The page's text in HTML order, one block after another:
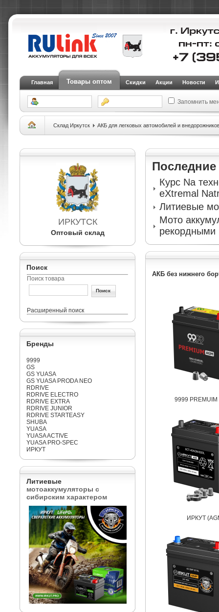
Главная Товары оптом Скидки Акции Новости
Запомнить
Склад Иркутск АКБ для легковых автомобилей и
ИРКУТСК
Оптовый склад
Поиск
Поиск товара
Расширенный поиск
Бренды
9999
GS
GS YUASA
GS YUASA PRODA NEO
RDRIVE
RDRIVE ELECTRO
RDRIVE EXTRA
RDRIVE JUNIOR
RDRIVE STARTEASY
SHUBA
YUASA
YUASA ACTIVE
YUASA PRO-SPEC
ИРКУТ
Литиевые
мотоаккумуляторы с
сибирским характером
Последние
Курс Na
eXtremal
Литиевые
Мото
рекордными
АКБ без нижнего
9999 PREMUIM
ИРКУТ